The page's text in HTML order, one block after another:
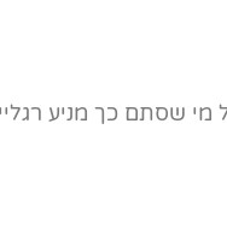
שסתם כך מניע